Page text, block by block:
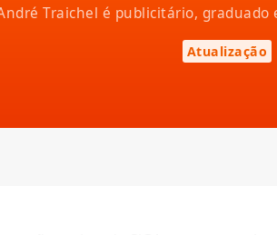
Traichel é publicitário,
Atualização